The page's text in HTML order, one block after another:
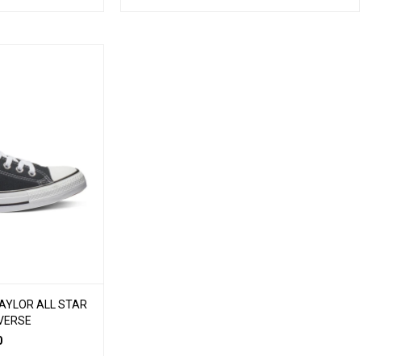
ALL STAR